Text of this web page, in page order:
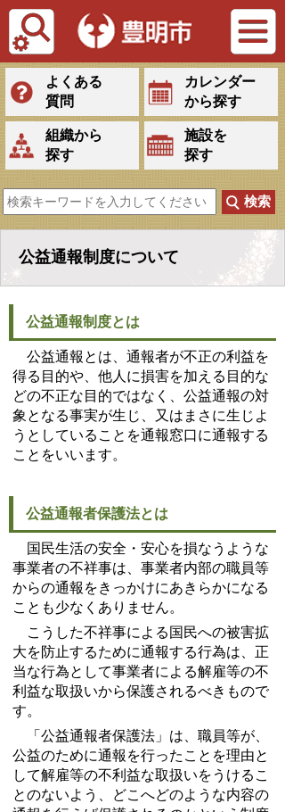
Tiếng Việt
よくある
質問
カレンダー
から探す
組織から
探す
施設を
探す
公益通報制度について
公益通報制度とは
公益通報とは、通報者が不正の利益を
得る目的や、他人に損害を加える目的な
どの不正な目的ではなく、公益通報の対
象となる事実が生じ、又はまさに生じよ
うとしていることを通報窓口に通報する
ことをいいます。
公益通報者保護法とは
国民生活の安全・安心を損なうような
事業者の不祥事は、事業者内部の職員等
からの通報をきっかけにあきらかになる
ことも少なくありません。
こうした不祥事による国民への被害拡
大を防止するために通報する行為は、正
当な行為として事業者による解雇等の不
利益な取扱いから保護されるべきもので
す。
「公益通報者保護法」は、職員等が、
公益のために通報を行ったことを理由と
して解雇等の不利益な取扱いをうけるこ
とのないよう、どこへどのような内容の